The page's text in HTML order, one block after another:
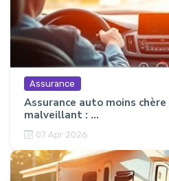
Assurance
Assurance auto moins
malveillant : ...
07 Apr 2026